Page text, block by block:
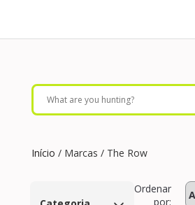
Início / Marcas / The Row
Ordenar
por: